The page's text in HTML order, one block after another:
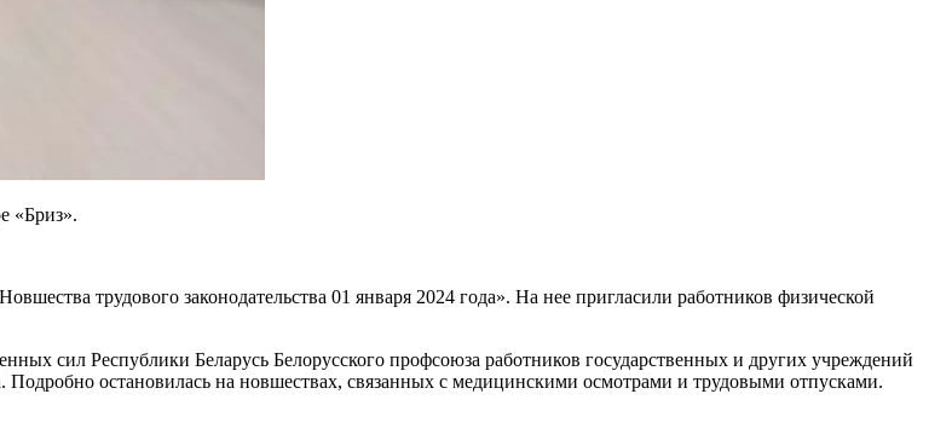
«Бриз».
трудового законодательства 01 января 2024 года». На нее пригласили работников физической
сил Республики Беларусь Белорусского профсоюза работников государственных и других учреждений
Подробно остановилась на новшествах, связанных с медицинскими осмотрами и трудовыми отпусками.